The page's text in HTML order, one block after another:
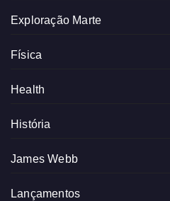
Exploração Marte
Física
Health
História
James Webb
Lançamentos